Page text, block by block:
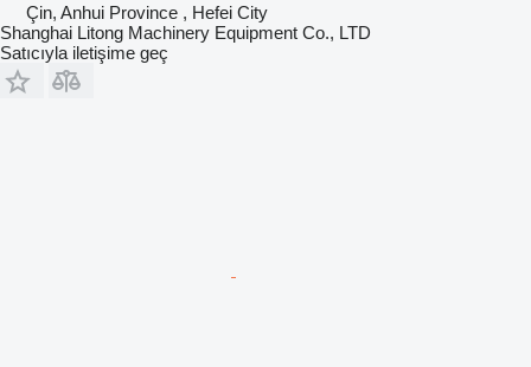
Çin, Anhui Province , Hefei City
Shanghai Litong Machinery Equipment Co., LTD
Satıcıyla iletişime geç